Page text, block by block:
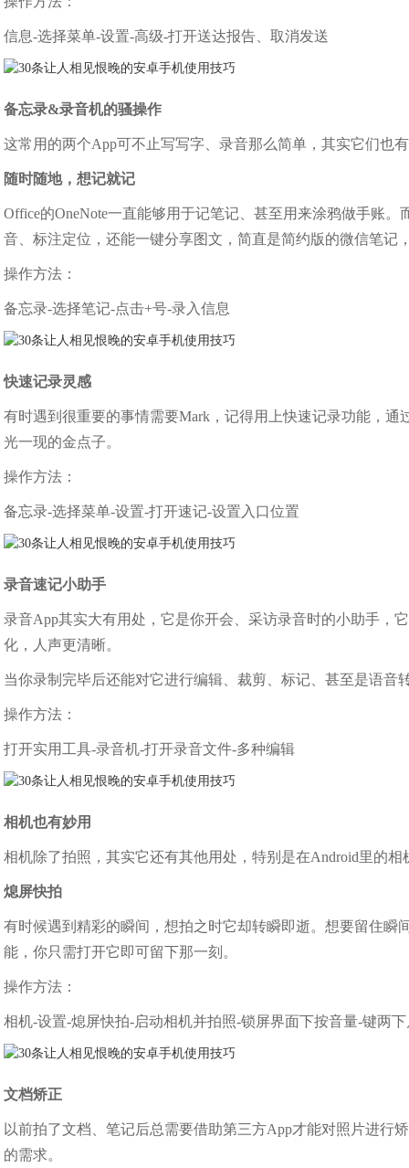
信息-选择菜单-设置-高级-打开送达报告、取消发送
备忘录&录音机的骚操作
这常用的两个App可不止写写字、录音那么简单，其实它们也
随时随地，想记就记
Office的OneNote一直能够用于记笔记、甚至用来涂鸦做手账
音、标注定位，还能一键分享图文，简直是简约版的微信笔记
操作方法：
备忘录-选择笔记-点击+号-录入信息
快速记录灵感
有时遇到很重要的事情需要Mark，记得用上快速记录功能，
光一现的金点子。
操作方法：
备忘录-选择菜单-设置-打开速记-设置入口位置
录音速记小助手
录音App其实大有用处，它是你开会、采访录音时的小助手，
化，人声更清晰。
当你录制完毕后还能对它进行编辑、裁剪、标记、甚至是语音
操作方法：
打开实用工具-录音机-打开录音文件-多种编辑
相机也有妙用
相机除了拍照，其实它还有其他用处，特别是在Android里的
熄屏快拍
有时候遇到精彩的瞬间，想拍之时它却转瞬即逝。想要留住
能，你只需打开它即可留下那一刻。
操作方法：
相机-设置-熄屏快拍-启动相机并拍照-锁屏界面下按音量-键两
文档矫正
以前拍了文档、笔记后总需要借助第三方App才能对照片进行
的需求。